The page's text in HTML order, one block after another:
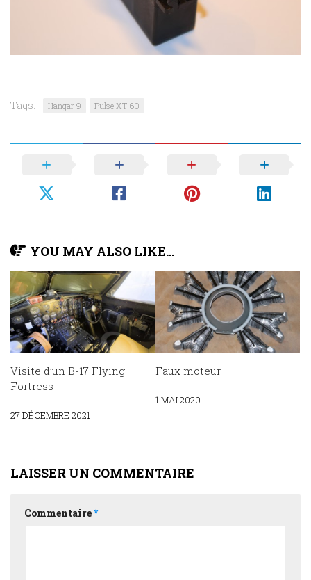
Tags: Hangar 9 Pulse XT 60
YOU MAY ALSO LIKE...
Visite d’un B-17 Flying
Fortress
27 DÉCEMBRE 2021
Faux moteur
1 MAI 2020
LAISSER UN COMMENTAIRE
Commentaire*